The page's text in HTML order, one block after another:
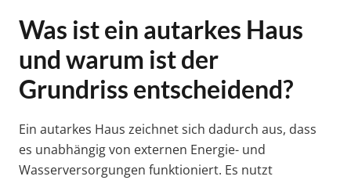
Was ist ein autarkes Haus
und warum ist der
Grundriss entscheidend?
Ein autarkes Haus zeichnet sich dadurch aus, dass
es unabhängig von externen Energie- und
Wasserversorgungen funktioniert. Es nutzt